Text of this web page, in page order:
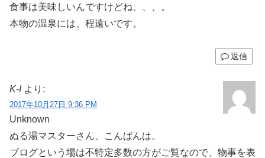
食事は美味しいんですけどね、、、。
本物の温泉には、程遠いです。
返信
K-I より:
2017年10月27日 9:36 PM
Unknown
ぬる湯マスターさん、こんばんは。
ブログという場は不特定多数の方がご覧なので、物事を表